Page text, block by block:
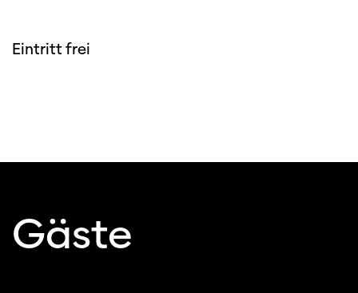
Eintritt frei
Gäste